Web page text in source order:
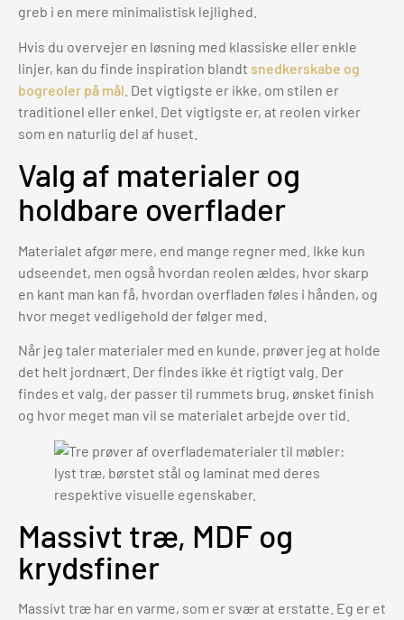
greb i en mere minimalistisk lejlighed.
Hvis du overvejer en løsning med klassiske eller enkle
linjer, kan du finde inspiration blandt snedkerskabe og
bogreoler på mål . Det vigtigste er ikke, om stilen er
traditionel eller enkel. Det vigtigste er, at reolen virker
som en naturlig del af huset.
Valg af materialer og
holdbare overflader
Materialet afgør mere, end mange regner med. Ikke kun
udseendet, men også hvordan reolen ældes, hvor skarp
en kant man kan få, hvordan overfladen føles i hånden, og
hvor meget vedligehold der følger med.
Når jeg taler materialer med en kunde, prøver jeg at holde
det helt jordnært. Der findes ikke ét rigtigt valg. Der
findes et valg, der passer til rummets brug, ønsket finish
og hvor meget man vil se materialet arbejde over tid.
Massivt træ, MDF og
krydsfiner
Massivt træ har en varme, som er svær at erstatte. Eg er et